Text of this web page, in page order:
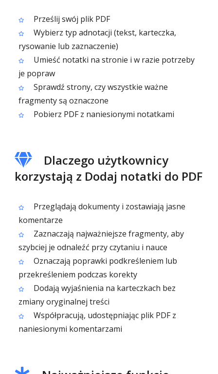
Prześlij swój plik PDF
Wybierz typ adnotacji (tekst, karteczka,
rysowanie lub zaznaczenie)
Umieść notatki na stronie i w razie potrzeby
je popraw
Sprawdź strony, czy wszystkie ważne
fragmenty są oznaczone
Pobierz PDF z naniesionymi notatkami
Dlaczego użytkownicy
korzystają z Dodaj notatki do PDF
Przeglądają dokumenty i zostawiają jasne
komentarze
Zaznaczają najważniejsze fragmenty, aby
szybciej je odnaleźć przy czytaniu i nauce
Oznaczają poprawki podkreśleniem lub
przekreśleniem podczas korekty
Dodają wyjaśnienia na karteczkach bez
zmiany oryginalnej treści
Współpracują, udostępniając plik PDF z
naniesionymi komentarzami